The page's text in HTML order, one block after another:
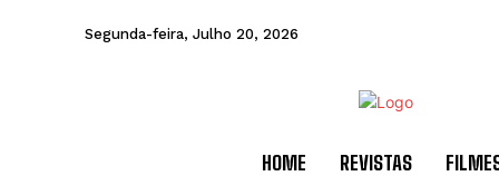
Segunda-feira, Julho 20, 2026
HOME REVISTAS